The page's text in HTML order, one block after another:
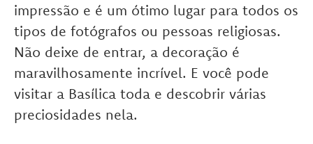
impressão e é um ótimo lugar para todos os
tipos de fotógrafos ou pessoas religiosas.
Não deixe de entrar, a decoração é
maravilhosamente incrível. E você pode
visitar a Basílica toda e descobrir várias
preciosidades nela.